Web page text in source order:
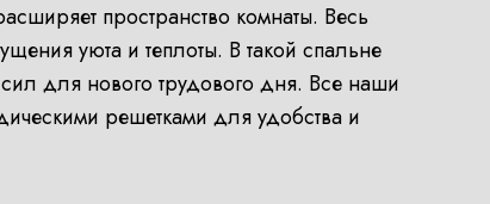
пространство комнаты. Весь
уюта и теплоты. В такой спальне
для нового трудового дня. Все наши
решетками для удобства и